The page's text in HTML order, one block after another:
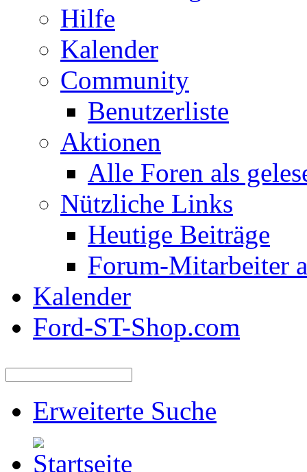
Hilfe
Kalender
Community
Benutzerliste
Aktionen
Alle Foren als
Nützliche Links
Heutige Beiträge
Forum-Mitarbeiter
Kalender
Ford-ST-Shop.com
Erweiterte Suche